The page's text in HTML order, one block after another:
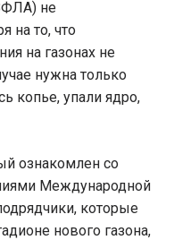
не
на то, что
на газонах не
нужна только
копье, упали ядро,
ознакомлен со
Международной
которые
нового газона,